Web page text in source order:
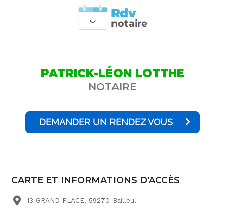
notaire
Rdv
PATRICK-LÉON LOTTHE
NOTAIRE
DEMANDER UN RENDEZ VOUS
CARTE ET INFORMATIONS D'ACCÈS
13 GRAND PLACE, 59270 Bailleul